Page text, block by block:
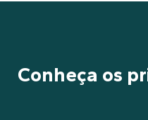
Conheça os